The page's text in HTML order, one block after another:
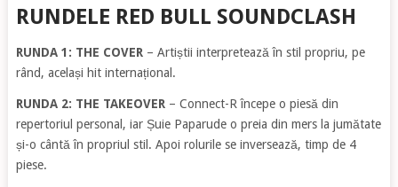
RUNDELE RED BULL SOUNDCLASH
RUNDA 1: THE COVER– Artiștii interpretează în stil propriu, pe
rând, același hit internațional.
RUNDA 2: THE TAKEOVER– Connect-R începe o piesă din
repertoriul personal, iar Șuie Paparude o preia din mers la jumătate
și-o cântă în propriul stil. Apoi rolurile se inversează, timp de 4
piese.